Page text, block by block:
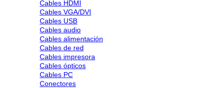
Cables HDMI
Cables VGA/DVI
Cables USB
Cables audio
Cables alimentación
Cables de red
Cables impresora
Cables ópticos
Cables PC
Conectores